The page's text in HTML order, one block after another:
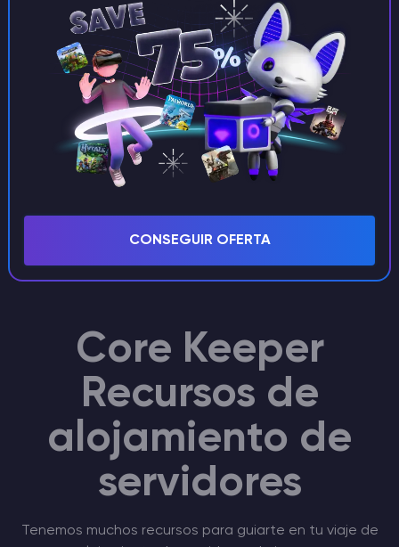
Apoyo exclusivo
Un gestor de personal con amplia
Keeper Servidor
Core Keeper
Recursos de
alojamiento de
servidores
Tenemos muchos recursos para guiarte en tu viaje de
CONSEGUIR OFERTA